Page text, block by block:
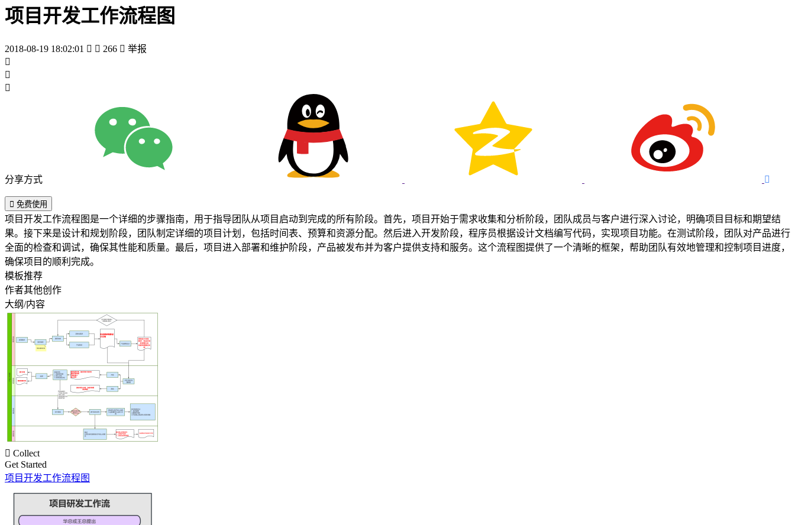
项目开发工作流程图
2018-08-19 18:02:01   266  举报



分享方式 
 免费使用
项目开发工作流程图是一个详细的步骤指南，用于指导团队从项目启动到完成的所有阶段。首先，项目开始于需求收集和分析阶段，团队成员与客户进行深入讨论，明确项目目标和期望结
果。接下来是设计和规划阶段，团队制定详细的项目计划，包括时间表、预算和资源分配。然后进入开发阶段，程序员根据设计文档编写代码，实现项目功能。在测试阶段，团队对产品进行
全面的检查和调试，确保其性能和质量。最后，项目进入部署和维护阶段，产品被发布并为客户提供支持和服务。这个流程图提供了一个清晰的框架，帮助团队有效地管理和控制项目进度，
确保项目的顺利完成。
模板推荐
作者其他创作
大纲/内容
 Collect
Get Started
项目开发工作流程图